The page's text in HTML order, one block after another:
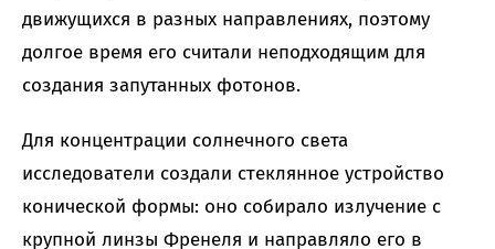
движущихся в разных направлениях, поэтому
долгое время его считали неподходящим для
создания запутанных фотонов.
Для концентрации солнечного света
исследователи создали стеклянное устройство
конической формы: оно собирало излучение с
крупной линзы Френеля и направляло его в